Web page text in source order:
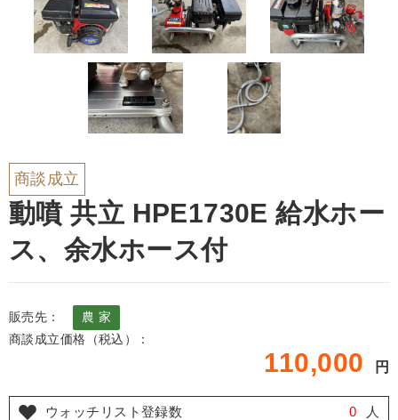
商談成立
動噴 共立 HPE1730E 給水ホー
ス、余水ホース付
販売先：
農 家
商談成立価格（税込）：
110,000 円
ウォッチリスト登録数 0 人